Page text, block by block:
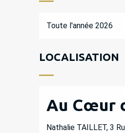
Toute l'année 2026
LOCALISATION
Au Cœur
Nathalie TAILLET, 3